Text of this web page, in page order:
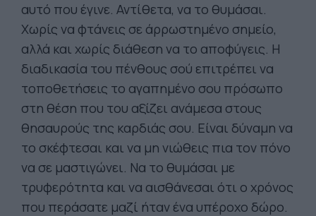
αυτό που έγινε. Αντίθετα, να το θυμάσαι.
Χωρίς να φτάνεις σε άρρωστημένο σημείο,
αλλά και χωρίς διάθεση να το αποφύγεις. Η
διαδικασία του πένθους σού επιτρέπει να
τοποθετήσεις το αγαπημένο σου πρόσωπο
στη θέση που του αξίζει ανάμεσα στους
θησαυρούς της καρδιάς σου. Είναι δύναμη να
το σκέφτεσαι και να μη νιώθεις πια τον πόνο
να σε μαστιγώνει. Να το θυμάσαι με
τρυφερότητα και να αισθάνεσαι ότι ο χρόνος
που περάσατε μαζί ήταν ένα υπέροχο δώρο.